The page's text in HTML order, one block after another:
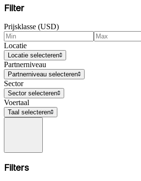
Filter
Prijsklasse (USD)
Locatie
Locatie selecteren
Partnerniveau
Partnerniveau selecteren
Sector
Sector selecteren
Voertaal
Taal selecteren
Filters